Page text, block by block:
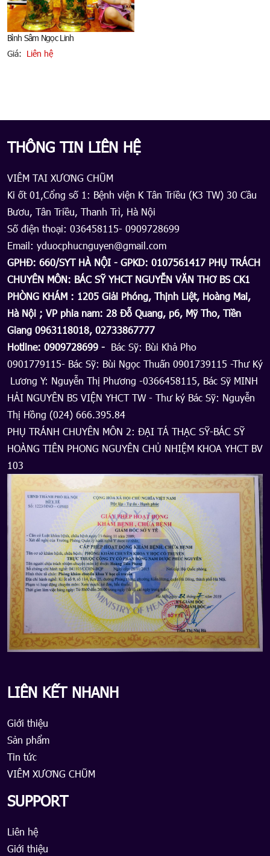
Bình Sâm Ngọc Linh
Giá: Liên hệ
THÔNG TIN LIÊN HỆ
VIÊM TAI XƯƠNG CHŨM
Ki ốt 01,Cổng số 1: Bệnh viện K Tân Triều (K3 TW) 30 Cầu
Bươu, Tân Triều, Thanh Trì, Hà Nội
Số điện thoại: 036458115- 0909728699
Email: yduocphucnguyen@gmail.com
GPHĐ: 660/SYT HÀ NỘI - GPKD: 0107561417 PHỤ TRÁCH
CHUYÊN MÔN: BÁC SỸ YHCT NGUYỄN VĂN THƠ BS CK1
PHÒNG KHÁM : 1205 Giải Phóng, Thịnh Liệt, Hoàng Mai,
Hà Nội ; VP phia nam: 28 Đỗ Quang, p6, Mỹ Tho, Tiền
Giang 0963118018, 02733867777
Hotline: 0909728699 - Bác Sỹ: Bùi Khả Pho
0901779115- Bác Sỹ: Bùi Ngọc Thuấn 0901739115 -Thư Ký
Lương Y: Nguyễn Thị Phương -0366458115, Bác Sỹ MINH
HẢI NGUYÊN BS VIỆN YHCT TW - Thư ký Bác Sỹ: Nguyễn
Thị Hồng (024) 666.395.84
PHỤ TRÁNH CHUYÊN MÔN 2: ĐẠI TÁ THẠC SỸ-BÁC SỸ
HOÀNG TIÊN PHONG NGUYÊN CHỦ NHIỆM KHOA YHCT BV
103
LIÊN KẾT NHANH
Giới thiệu
Sản phẩm
Tin tức
VIÊM XƯƠNG CHŨM
SUPPORT
Liên hệ
Giới thiệu